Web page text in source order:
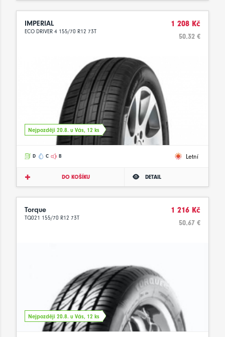
IMPERIAL
ECO DRIVER 4 155/70 R12 73T
1 208 Kč
50.32 €
Nejpozději 20.8. u Vás, 12 ks
D C B Letní
DO KOŠÍKU DETAIL
Torque
TQ021 155/70 R12 73T
1 216 Kč
50.67 €
Nejpozději 20.8. u Vás, 12 ks